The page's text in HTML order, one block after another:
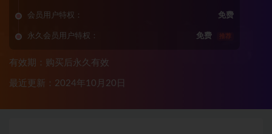
会员用户特权： 免费
永久会员用户特权： 免费 推荐
有效期：购买后永久有效
最近更新：2024年10月20日